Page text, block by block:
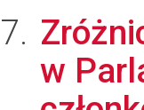
w